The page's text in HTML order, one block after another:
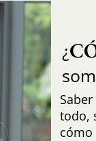
¿
todo,
cómo